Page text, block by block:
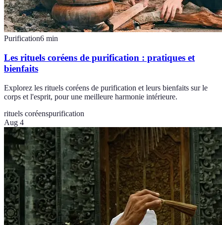
Purification6 min
Les rituels coréens de purification : pratiques et
bienfaits
Explorez les rituels coréens de purification et leurs bienfaits sur le
corps et l'esprit, pour une meilleure harmonie intérieure.
rituels coréenspurification
Aug 4